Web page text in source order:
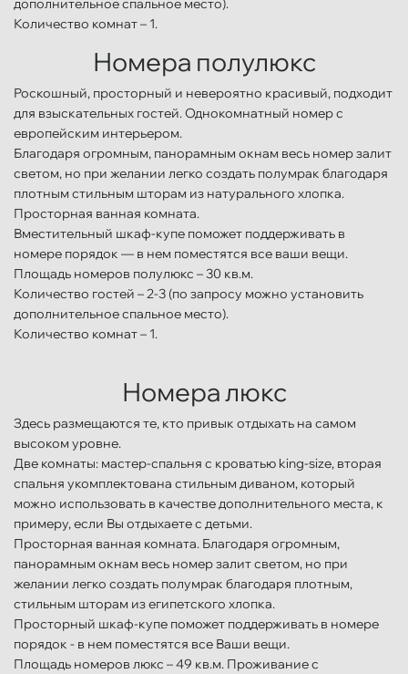
дополнительное спальное место).
Количество комнат – 1.
Номера полулюкс
Роскошный, просторный и невероятно красивый, подходит
для взыскательных гостей. Однокомнатный номер с
европейским интерьером.
Благодаря огромным, панорамным окнам весь номер залит
светом, но при желании легко создать полумрак благодаря
плотным стильным шторам из натурального хлопка.
Просторная ванная комната.
Вместительный шкаф-купе поможет поддерживать в
номере порядок — в нем поместятся все ваши вещи.
Площадь номеров полулюкс – 30 кв.м.
Количество гостей – 2-3 (по запросу можно установить
дополнительное спальное место).
Количество комнат – 1.
Номера люкс
Здесь размещаются те, кто привык отдыхать на самом
высоком уровне.
Две комнаты: мастер-спальня с кроватью king-size, вторая
спальня укомплектована стильным диваном, который
можно использовать в качестве дополнительного места, к
примеру, если Вы отдыхаете с детьми.
Просторная ванная комната. Благодаря огромным,
панорамным окнам весь номер залит светом, но при
желании легко создать полумрак благодаря плотным,
стильным шторам из египетского хлопка.
Просторный шкаф-купе поможет поддерживать в номере
порядок - в нем поместятся все Ваши вещи.
Площадь номеров люкс – 49 кв.м. Проживание с